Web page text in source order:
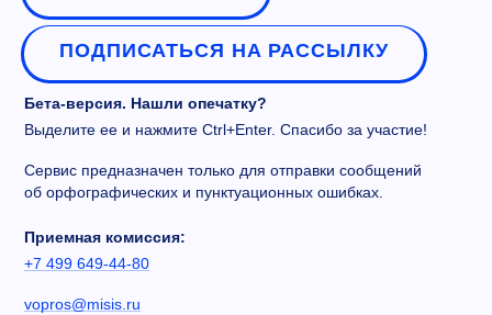
ПОДПИСАТЬСЯ НА РАССЫЛКУ
Бета-версия. Нашли опечатку?
Выделите ее и нажмите Ctrl+Enter. Спасибо за участие!
Сервис предназначен только для отправки сообщений
об орфографических и пунктуационных ошибках.
Приемная комиссия:
+7 499 649-44-80
vopros@misis.ru